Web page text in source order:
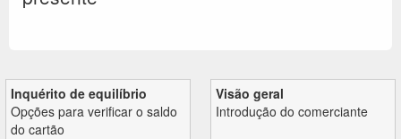
Inquérito de equilíbrio
Opções para verificar o saldo
do cartão
Visão geral
Introdução do comerciante